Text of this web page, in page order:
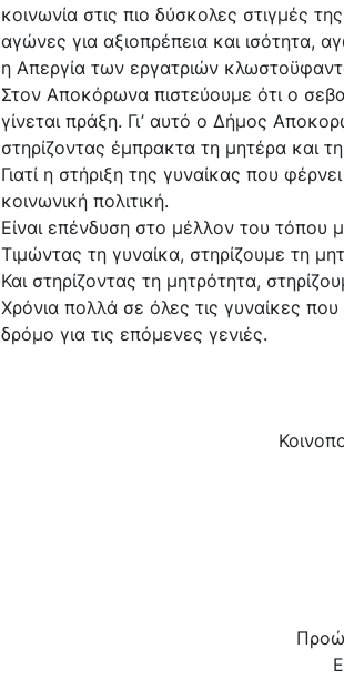
κοινωνία στις πιο δύσκολες στιγμές
αγώνες για αξιοπρέπεια και ισότητα,
η Απεργία των εργατριών
Στον Αποκόρωνα πιστεύουμε ότι ο
γίνεται πράξη. Γι’ αυτό ο Δήμος
στηρίζοντας έμπρακτα τη μητέρα και
Γιατί η στήριξη της γυναίκας που
κοινωνική πολιτική.
Είναι επένδυση στο μέλλον του τόπου
Τιμώντας τη γυναίκα, στηρίζουμε τη
Και στηρίζοντας τη μητρότητα,
Χρόνια πολλά σε όλες τις γυναίκες
δρόμο για τις επόμενες γενιές.